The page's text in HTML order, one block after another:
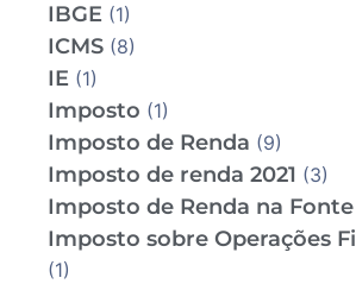
IBGE (1)
ICMS (8)
IE (1)
Imposto (1)
Imposto de Renda (9)
Imposto de renda 2021 (3)
Imposto de Renda na Fonte
Imposto sobre Operações
(1)